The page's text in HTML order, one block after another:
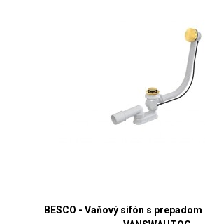
BESCO - Vaňový sifón s